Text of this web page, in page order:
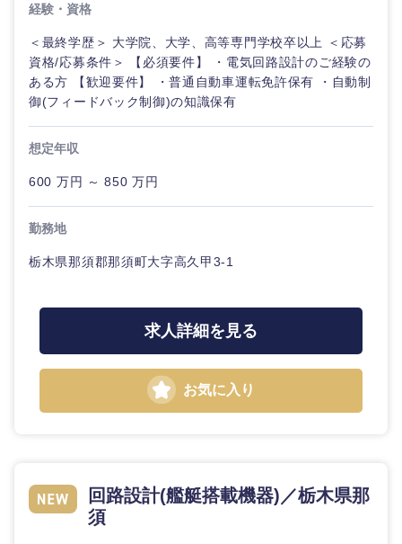
東海地方
経験・資格
＜最終学歴＞ 大学院、大学、高等専門学校卒以上 ＜応募
資格/応募条件＞ 【必須要件】 ・電気回路設計のご経験の
ある方 【歓迎要件】 ・普通自動車運転免許保有 ・自動制
御(フィードバック制御)の知識保有
想定年収
600 万円 ～ 850 万円
勤務地
栃木県那須郡那須町大字高久甲3-1
求人詳細を見る
お気に入り
回路設計(艦艇搭載機器)／栃木県那
須